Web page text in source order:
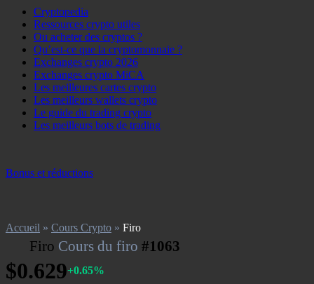
Cryptopedia
Ressources crypto utiles
Ou acheter des cryptos ?
Qu’est-ce que la cryptomonnaie ?
Exchanges crypto 2026
Exchanges crypto MiCA
Les meilleures cartes crypto
Les meilleurs wallets crypto
Le guide du trading crypto
Les meilleurs bots de trading
Bonus et réductions
Accueil » Cours Crypto » Firo
Firo Cours du firo #1063
$0.629+0.65%